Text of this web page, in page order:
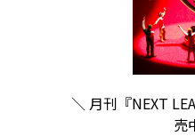
＼ 月刊『NEXT
売